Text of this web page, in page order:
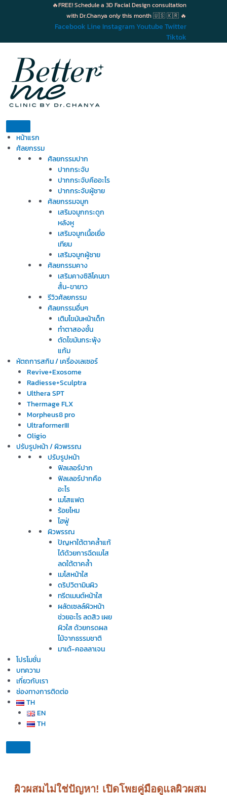
🔥FREE! Schedule a 3D Facial Design consultation
with Dr.Chanya only this month 🇺🇸 🇰🇷 🔥
Facebook Line Instagram Youtube Twitter
Tiktok
หน้าแรก
ศัลยกรรม
ศัลยกรรมปาก
ปากกระจับ
ปากกระจับคืออะไร
ปากกระจับผู้ชาย
ศัลยกรรมจมูก
เสริมจมูกกระดูก
หลังหู
เสริมจมูกเนื้อเยื่อ
เทียม
เสริมจมูกผู้ชาย
ศัลยกรรมคาง
เสริมคางซิลิโคนขา
สั้น-ขายาว
รีวิวศัลยกรรม
ศัลยกรรมอื่นๆ
เติมไขมันหน้าเด็ก
ทำตาสองชั้น
ตัดไขมันกระพุ้ง
แก้ม
หัตถการสกิน / เครื่องเลเซอร์
Revive+Exosome
Radiesse+Sculptra
Ulthera SPT
Thermage FLX
Morpheus8 pro
UltraformerIII
Oligio
ปรับรูปหน้า / ผิวพรรณ
ปรับรูปหน้า
ฟิลเลอร์ปาก
ฟิลเลอร์ปากคือ
อะไร
เมโสแฟต
ร้อยไหม
ไฮฟู่
ผิวพรรณ
ปัญหาใต้ตาคล้ำแก้
ได้ด้วยการฉีดเมโส
ลดใต้ตาคล้ำ
เมโสหน้าใส
ดริปวิตามินผิว
ทรีตเมนต์หน้าใส
ผลัดเซลล์ผิวหน้า
ช่วยอะไร ลดสิว เผย
ผิวใส ด้วยกรดผล
ไม้จากธรรมชาติ
มาเด้-คอลลาเจน
โปรโมชั่น
บทความ
เกี่ยวกับเรา
ช่องทางการติดต่อ
TH
EN
TH
ผิวผสมไม่ใช่ปัญหา! เปิดโพยคู่มือดูแลผิวผสม